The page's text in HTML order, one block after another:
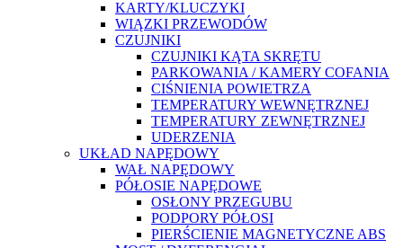
KARTY/KLUCZYKI
WIĄZKI PRZEWODÓW
CZUJNIKI
CZUJNIKI KĄTA SKRĘTU
PARKOWANIA / KAMERY COFANIA
CIŚNIENIA POWIETRZA
TEMPERATURY WEWNĘTRZNEJ
TEMPERATURY ZEWNĘTRZNEJ
UDERZENIA
UKŁAD NAPĘDOWY
WAŁ NAPĘDOWY
PÓŁOSIE NAPĘDOWE
OSŁONY PRZEGUBU
PODPORY PÓŁOSI
PIERŚCIENIE MAGNETYCZNE ABS